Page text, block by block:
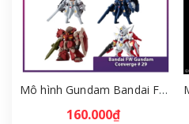
Mô hình Gundam Bandai FW Gundam Converge # 29 Full Set [GDB] [FCH]
160.000₫